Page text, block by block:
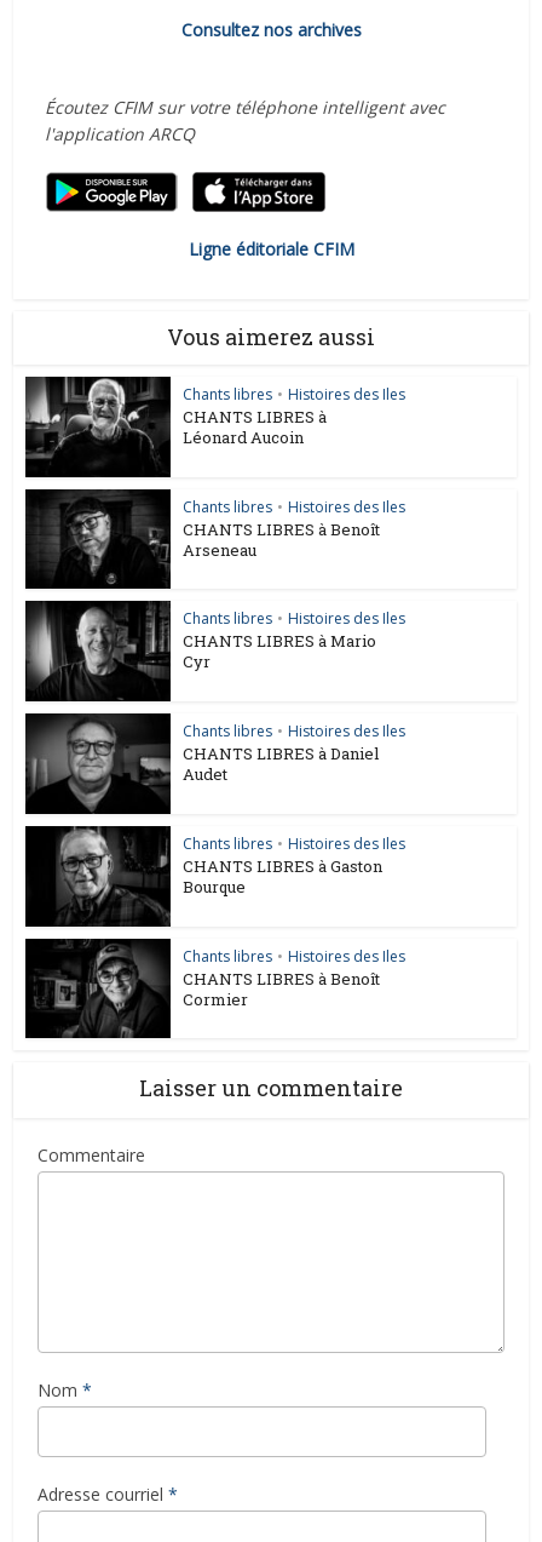
Consultez nos archives
Écoutez CFIM sur votre téléphone intelligent avec
l'application ARCQ
Ligne éditoriale CFIM
Vous aimerez aussi
Chants libres • Histoires des Iles
CHANTS LIBRES à
Léonard Aucoin
Chants libres • Histoires des Iles
CHANTS LIBRES à Benoît
Arseneau
Chants libres • Histoires des Iles
CHANTS LIBRES à Mario
Cyr
Chants libres • Histoires des Iles
CHANTS LIBRES à Daniel
Audet
Chants libres • Histoires des Iles
CHANTS LIBRES à Gaston
Bourque
Chants libres • Histoires des Iles
CHANTS LIBRES à Benoît
Cormier
Laisser un commentaire
Commentaire
Nom *
Adresse courriel *